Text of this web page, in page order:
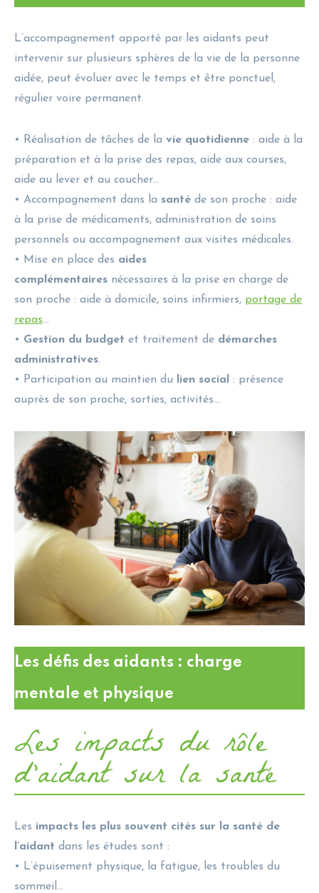
L’accompagnement apporté par les aidants peut
intervenir sur plusieurs sphères de la vie de la personne
aidée, peut évoluer avec le temps et être ponctuel,
régulier voire permanent.
• Réalisation de tâches de la vie quotidienne : aide à la
préparation et à la prise des repas, aide aux courses,
aide au lever et au coucher…
• Accompagnement dans la santé de son proche : aide
à la prise de médicaments, administration de soins
personnels ou accompagnement aux visites médicales.
• Mise en place des aides
complémentaires nécessaires à la prise en charge de
son proche : aide à domicile, soins infirmiers, portage de
repas…
• Gestion du budget et traitement de démarches
administratives.
• Participation au maintien du
lien social
: présence
auprès de son proche, sorties, activités…
Les défis des aidants : charge
mentale et physique
Les impacts du rôle
d’aidant sur la santé
Les impacts les plus souvent cités sur la santé de
l’aidant dans les études sont :
• L’épuisement physique, la fatigue, les troubles du
sommeil…